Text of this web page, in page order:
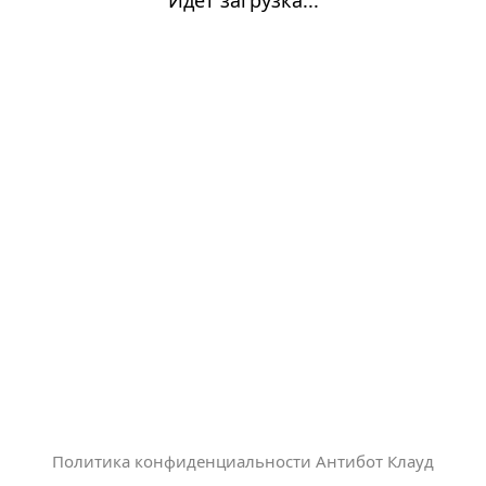
Политика конфиденциальности Антибот Клауд